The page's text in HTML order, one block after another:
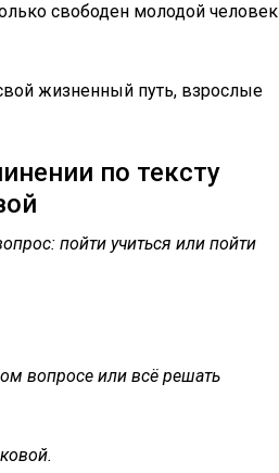
свободен молодой человек
жизненный путь, взрослые
по тексту
пойти учиться или пойти
вопросе или всё решать